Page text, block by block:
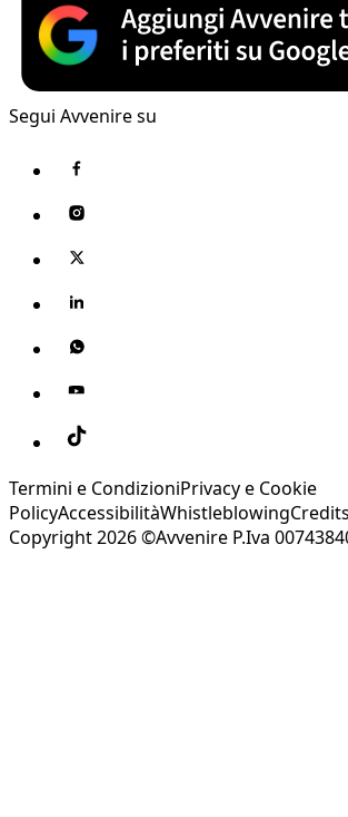
Segui Avvenire su
Termini e CondizioniPrivacy e Cookie
PolicyAccessibilitàWhistleblowingCredits
Copyright 2026 ©Avvenire P.Iva